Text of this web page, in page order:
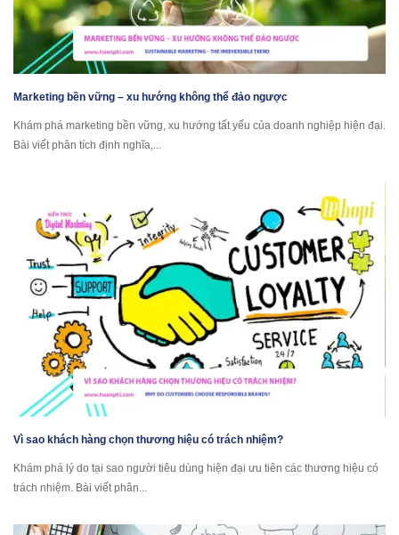
Marketing bền vững – xu hướng không thể đảo ngược
Khám phá marketing bền vững, xu hướng tất yếu của doanh nghiệp hiện đại.
Bài viết phân tích định nghĩa,...
Vì sao khách hàng chọn thương hiệu có trách nhiệm?
Khám phá lý do tại sao người tiêu dùng hiện đại ưu tiên các thương hiệu có
trách nhiệm. Bài viết phân...